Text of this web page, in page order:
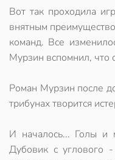
Вот так проходила
внятным
команд. Все
Мурзин вспомнил, что
Роман Мурзин после
трибунах творится
И началось... Голы и
Дубовик с углового